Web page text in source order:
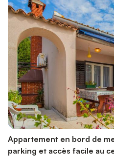
Appartement en bord de
parking et accès facile au